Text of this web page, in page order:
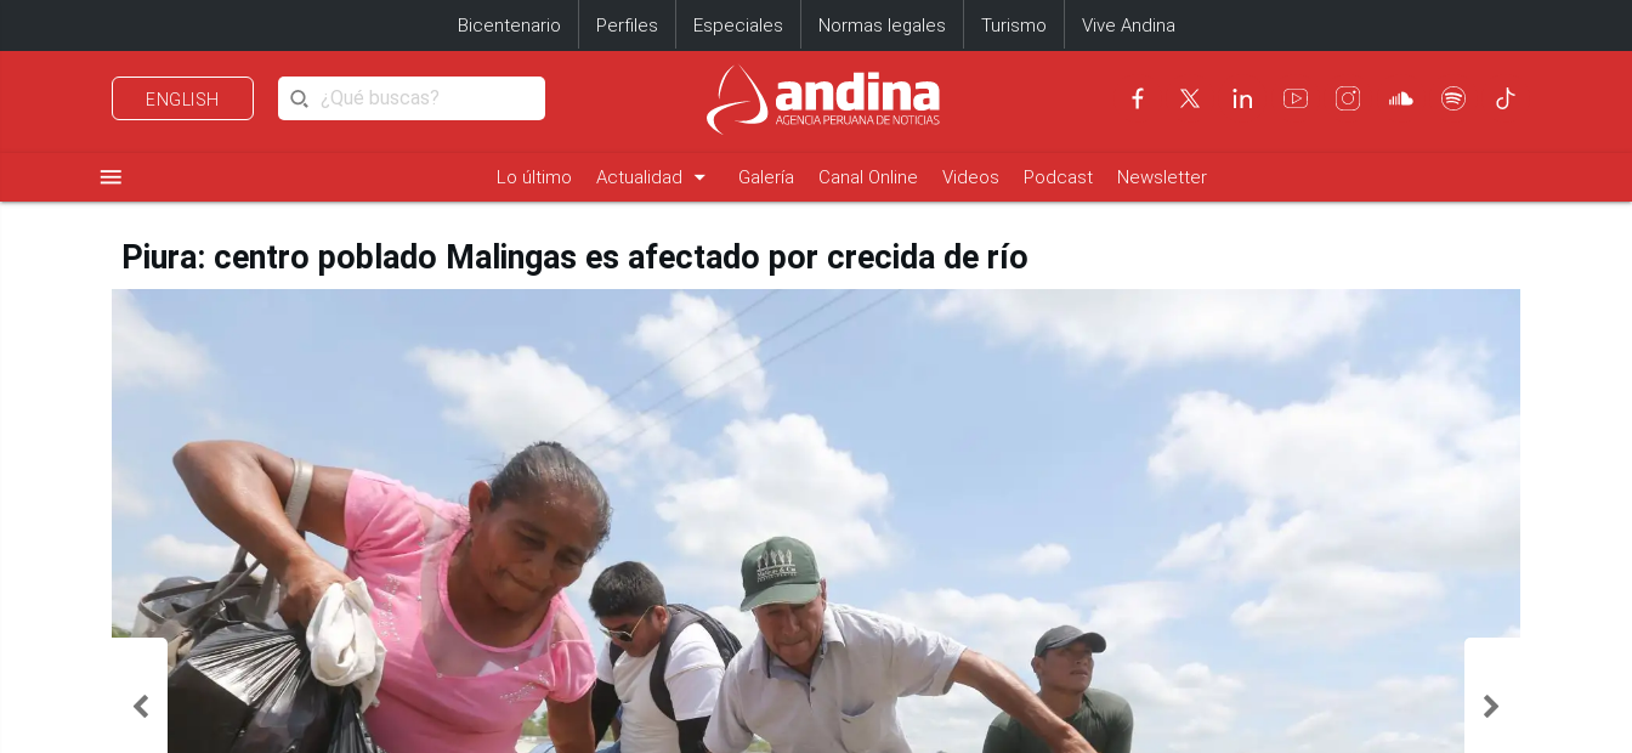
Bicentenario Perfiles Especiales Normas legales Turismo Vive Andina
ENGLISH
menu Lo último Actualidad arrow_drop_down Galería Canal Online Videos Podcast Newsletter
Piura: centro poblado Malingas es afectado por crecida de río